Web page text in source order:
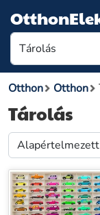
Otthon Otthon
Tárolás